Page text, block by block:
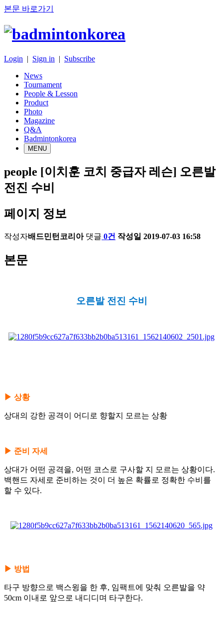
본문 바로가기
Login | Sign in | Subscribe
News
Tournament
People & Lesson
Product
Photo
Magazine
Q&A
Badmintonkorea
MENU
people [이치훈 코치 중급자 레슨] 오른발
전진 수비
페이지 정보
작성자배드민턴코리아 댓글 0건 작성일 2019-07-03 16:58
본문
오른발 전진 수비
▶ 상황
상대의 강한 공격이 어디로 향할지 모르는 상황
▶ 준비 자세
상대가 어떤 공격을, 어떤 코스로 구사할 지 모르는 상황이다.
백핸드 자세로 준비하는 것이 더 높은 확률로 정확한 수비를
할 수 있다.
▶ 방법
타구 방향으로 백스윙을 한 후, 임팩트에 맞춰 오른발을 약
50cm 이내로 앞으로 내디디며 타구한다.